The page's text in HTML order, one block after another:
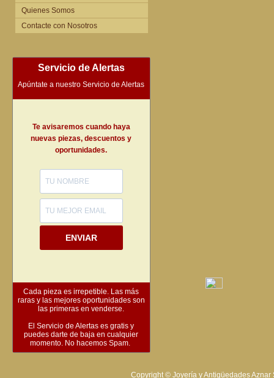
Quienes Somos
Contacte con Nosotros
Servicio de Alertas
Apúntate a nuestro Servicio de Alertas
Te avisaremos cuando haya
nuevas piezas, descuentos y
oportunidades.
ENVIAR
Cada pieza es irrepetible. Las más
raras y las mejores oportunidades son
las primeras en venderse.
El Servicio de Alertas es gratis y
puedes darte de baja en cualquier
momento. No hacemos Spam.
Copyright © Joyería y Antigüedades